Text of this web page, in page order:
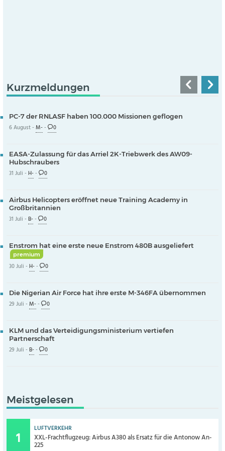
Kurzmeldungen
PC-7 der RNLASF haben 100.000 Missionen geflogen
6 August -M-- 0
EASA-Zulassung für das Arriel 2K-Triebwerk des AW09-
Hubschraubers
31 Juli -H-- 0
Airbus Helicopters eröffnet neue Training Academy in
Großbritannien
31 Juli -B-- 0
Enstrom hat eine erste neue Enstrom 480B ausgeliefert
premium
30 Juli -H-- 0
Die Nigerian Air Force hat ihre erste M-346FA übernommen
29 Juli -M-- 0
KLM und das Verteidigungsministerium vertiefen
Partnerschaft
29 Juli -B-- 0
Meistgelesen
LUFTVERKEHR
XXL-Frachtflugzeug: Airbus A380 als Ersatz für die Antonow An-
225